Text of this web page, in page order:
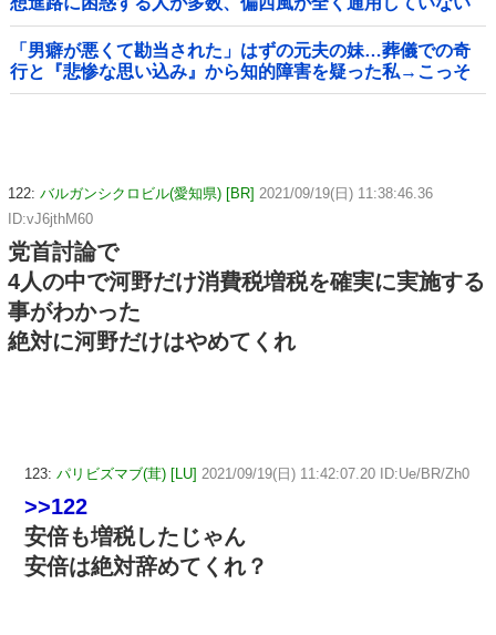
んだけど……
「男癖が悪くて勘当された」はずの元夫の妹…葬儀での奇
行と『悲惨な思い込み』から知的障害を疑った私→こっそ
り病院へ誘導し行政保護させた話
122: バルガンシクロビル(愛知県) [BR] 2021/09/19(日) 11:38:46.36
ID:vJ6jthM60
党首討論で
4人の中で河野だけ消費税増税を確実に実施する
事がわかった
絶対に河野だけはやめてくれ
123: パリビズマブ(茸) [LU] 2021/09/19(日) 11:42:07.20 ID:Ue/BR/Zh0
>>122
安倍も増税したじゃん
安倍は絶対辞めてくれ？